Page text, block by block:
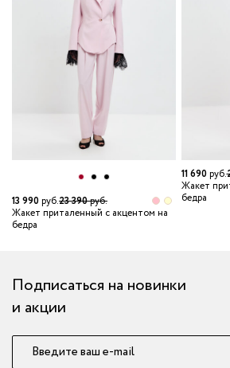
13 990руб.23 390руб.
Жакет приталенный с акцентом на
бедра
11 690руб.
Жакет
бедра
Подписаться на новинки
и акции
Введите ваш e-mail